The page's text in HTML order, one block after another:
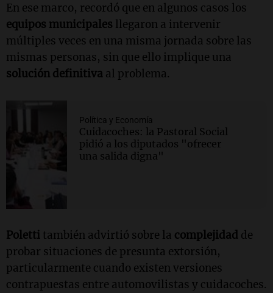
En ese marco, recordó que en algunos casos los
equipos municipales llegaron a intervenir
múltiples veces en una misma jornada sobre las
mismas personas, sin que ello implique una
solución definitiva al problema.
Política y Economía
Cuidacoches: la Pastoral Social
pidió a los diputados "ofrecer
una salida digna"
Poletti también advirtió sobre la complejidad de
probar situaciones de presunta extorsión,
particularmente cuando existen versiones
contrapuestas entre automovilistas y cuidacoches.